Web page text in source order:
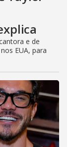
e de
EUA, para